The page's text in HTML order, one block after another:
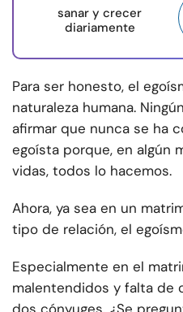
sanar y crecer
diariamente
Para ser honesto, el
naturaleza humana.
afirmar que nunca se ha
egoísta porque, en algún
vidas, todos lo hacemos.
Ahora, ya sea en un
tipo de relación, el
Especialmente en el
malentendidos y falta de